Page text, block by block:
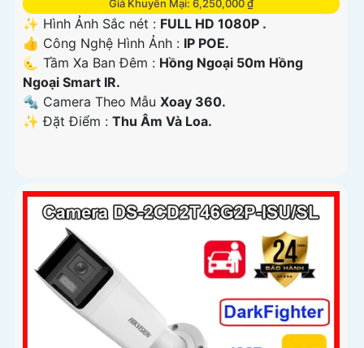
Giá Khuyến Mại: 6,250,000 ₫
✨ Hình Ảnh Sắc nét : FULL HD 1080P .
👍 Công Nghệ Hình Ảnh : IP POE.
🌜 Tầm Xa Ban Đêm : Hồng Ngoại 50m Hồng
Ngoại Smart IR.
🔩 Camera Theo Mẫu Xoay 360.
️✨ Đặt Điểm : Thu Âm Và Loa.